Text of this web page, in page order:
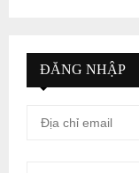
ĐĂNG NHẬP